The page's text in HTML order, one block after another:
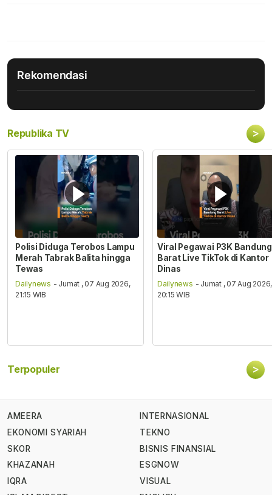
Rekomendasi
Republika TV >
Polisi Diduga Terobos Lampu
Merah Tabrak Balita hingga
Tewas
Dailynews - Jumat , 07 Aug 2026,
21:15 WIB
Viral Pegawai P3K Bandung
Barat Live TikTok di Kantor
Dinas
Dailynews - Jumat , 07 Aug 2026,
20:15 WIB
Terpopuler >
AMEERA
EKONOMI SYARIAH
SKOR
KHAZANAH
IQRA
INTERNASIONAL
TEKNO
BISNIS FINANSIAL
ESGNOW
VISUAL